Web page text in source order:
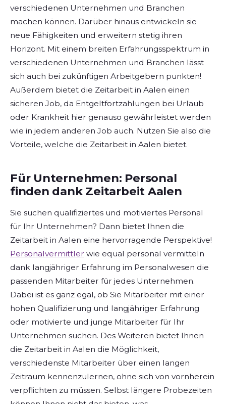
verschiedenen Unternehmen und Branchen
machen können. Darüber hinaus entwickeln sie
neue Fähigkeiten und erweitern stetig ihren
Horizont. Mit einem breiten Erfahrungsspektrum in
verschiedenen Unternehmen und Branchen lässt
sich auch bei zukünftigen Arbeitgebern punkten!
Außerdem bietet die Zeitarbeit in Aalen einen
sicheren Job, da Entgeltfortzahlungen bei Urlaub
oder Krankheit hier genauso gewährleistet werden
wie in jedem anderen Job auch. Nutzen Sie also die
Vorteile, welche die Zeitarbeit in Aalen bietet.
Für Unternehmen: Personal
finden dank Zeitarbeit Aalen
Sie suchen qualifiziertes und motiviertes Personal
für Ihr Unternehmen? Dann bietet Ihnen die
Zeitarbeit in Aalen eine hervorragende Perspektive!
Personalvermittler wie equal personal vermitteln
dank langjähriger Erfahrung im Personalwesen die
passenden Mitarbeiter für jedes Unternehmen.
Dabei ist es ganz egal, ob Sie Mitarbeiter mit einer
hohen Qualifizierung und langjähriger Erfahrung
oder motivierte und junge Mitarbeiter für Ihr
Unternehmen suchen. Des Weiteren bietet Ihnen
die Zeitarbeit in Aalen die Möglichkeit,
verschiedenste Mitarbeiter über einen langen
Zeitraum kennenzulernen, ohne sich von vornherein
verpflichten zu müssen. Selbst längere Probezeiten